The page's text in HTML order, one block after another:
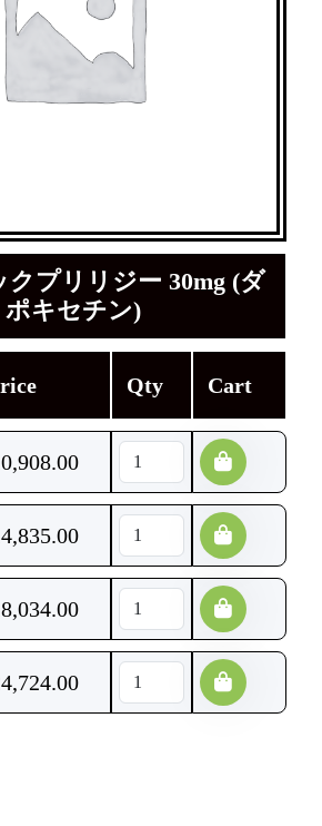
クプリリジー 30mg (ダ
ポキセチン)
Qty Cart